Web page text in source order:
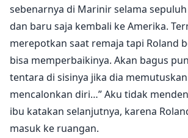
sebenarnya di Marinir selama
dan baru saja kembali ke Amerika.
merepotkan saat remaja tapi Roland
bisa memperbaikinya. Akan bagus
tentara di sisinya jika dia
mencalonkan diri…” Aku tidak
ibu katakan selanjutnya, karena
masuk ke ruangan.